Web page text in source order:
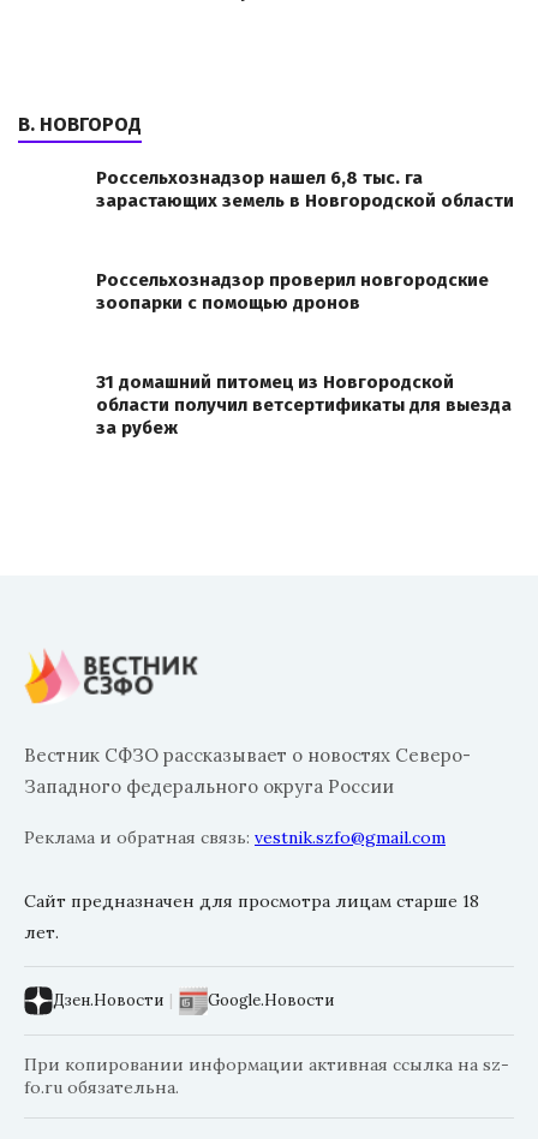
В. НОВГОРОД
Россельхознадзор нашел 6,8 тыс. га
зарастающих земель в Новгородской области
Россельхознадзор проверил новгородские
зоопарки с помощью дронов
31 домашний питомец из Новгородской
области получил ветсертификаты для выезда
за рубеж
Вестник СФЗО рассказывает о новостях Северо-
Западного федерального округа России
Реклама и обратная связь: vestnik.szfo@gmail.com
Сайт предназначен для просмотра лицам старше 18
лет.
Дзен.Новости | Google.Новости
При копировании информации активная ссылка на sz-
fo.ru обязательна.